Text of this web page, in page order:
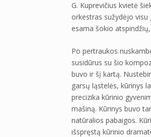
G. Kuprevičius kvietė
orkestras sužydėjo
esama šokio
Po pertraukos
susidūrus su šio
buvo ir šį kartą.
garsų ląstelės, kūrinys
precizika kūrinio
mašiną. Kūrinys buvo
natūralios pabaigos.
išspręstą kūrinio